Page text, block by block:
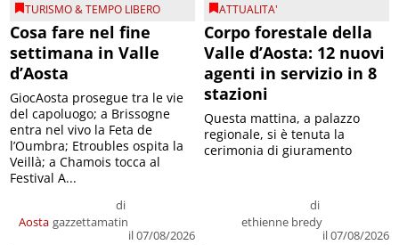
TURISMO & TEMPO LIBERO
Cosa fare nel fine
settimana in Valle
d’Aosta
Aosta
di
gazzettamatin
il 07/08/2026
GiocAosta prosegue tra le vie
del capoluogo; a Brissogne
entra nel vivo la Feta de
l’Oumbra; Etroubles ospita la
Veillà; a Chamois tocca al
Festival A...
ATTUALITA'
Corpo forestale della
Valle d’Aosta: 12 nuovi
agenti in servizio in 8
stazioni
di
ethienne bredy
il 07/08/2026
Questa mattina, a palazzo
regionale, si è tenuta la
cerimonia di giuramento